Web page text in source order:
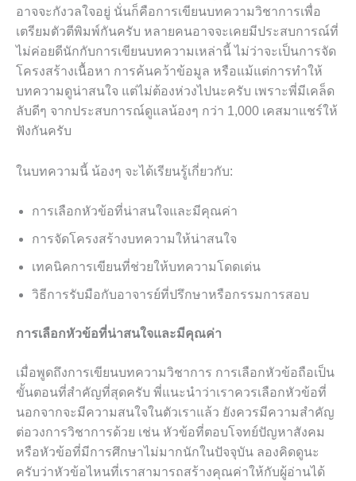
อาจจะกังวลใจอยู่ นั่นก็คือการเขียนบทความวิชาการเพื่อ
เตรียมตัวตีพิมพ์กันครับ หลายคนอาจจะเคยมีประสบการณ์ที่
ไม่ค่อยดีนักกับการเขียนบทความเหล่านี้ ไม่ว่าจะเป็นการจัด
โครงสร้างเนื้อหา การค้นคว้าข้อมูล หรือแม้แต่การทำให้
บทความดูน่าสนใจ แต่ไม่ต้องห่วงไปนะครับ เพราะพี่มีเคล็ด
ลับดีๆ จากประสบการณ์ดูแลน้องๆ กว่า 1,000 เคสมาแชร์ให้
ฟังกันครับ
ในบทความนี้ น้องๆ จะได้เรียนรู้เกี่ยวกับ:
การเลือกหัวข้อที่น่าสนใจและมีคุณค่า
การจัดโครงสร้างบทความให้น่าสนใจ
เทคนิคการเขียนที่ช่วยให้บทความโดดเด่น
วิธีการรับมือกับอาจารย์ที่ปรึกษาหรือกรรมการสอบ
การเลือกหัวข้อที่น่าสนใจและมีคุณค่า
เมื่อพูดถึงการเขียนบทความวิชาการ การเลือกหัวข้อถือเป็น
ขั้นตอนที่สำคัญที่สุดครับ พี่แนะนำว่าเราควรเลือกหัวข้อที่
นอกจากจะมีความสนใจในตัวเราแล้ว ยังควรมีความสำคัญ
ต่อวงการวิชาการด้วย เช่น หัวข้อที่ตอบโจทย์ปัญหาสังคม
หรือหัวข้อที่มีการศึกษาไม่มากนักในปัจจุบัน ลองคิดดูนะ
ครับว่าหัวข้อไหนที่เราสามารถสร้างคุณค่าให้กับผู้อ่านได้